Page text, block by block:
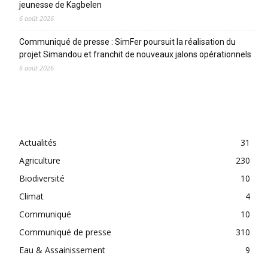
jeunesse de Kagbelen
6 août 2026
Communiqué de presse : SimFer poursuit la réalisation du
projet Simandou et franchit de nouveaux jalons opérationnels
6 août 2026
Actualités
31
Agriculture
230
Biodiversité
10
Climat
4
Communiqué
10
Communiqué de presse
310
Eau & Assainissement
9